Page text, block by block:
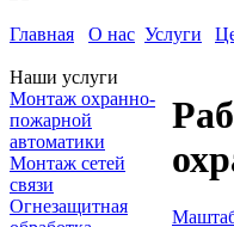
Главная О нас Услуги
Наши услуги
Монтаж охранно-
пожарной
автоматики
Монтаж сетей
связи
Огнезащитная